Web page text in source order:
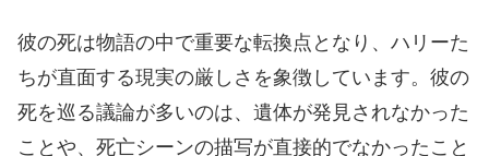
彼の死は物語の中で重要な転換点となり、ハリーた
ちが直面する現実の厳しさを象徴しています。彼の
死を巡る議論が多いのは、遺体が発見されなかった
ことや、死亡シーンの描写が直接的でなかったこと